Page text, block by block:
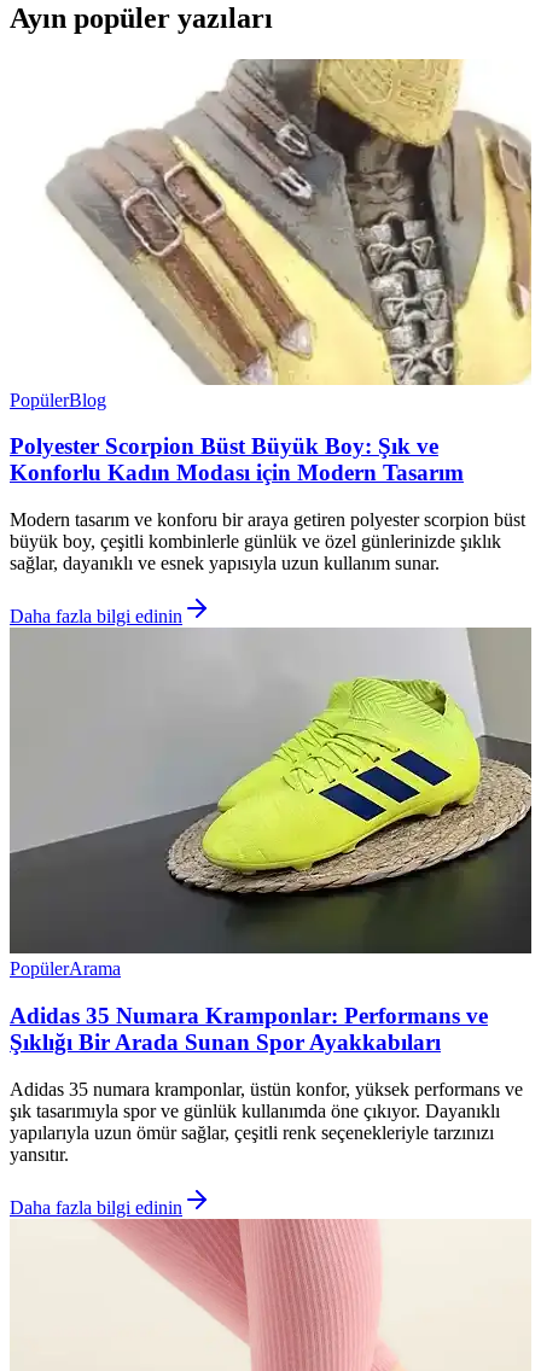
Ayın popüler yazıları
PopülerBlog
Polyester Scorpion Büst Büyük Boy: Şık ve
Konforlu Kadın Modası için Modern Tasarım
Modern tasarım ve konforu bir araya getiren polyester scorpion büst
büyük boy, çeşitli kombinlerle günlük ve özel günlerinizde şıklık
sağlar, dayanıklı ve esnek yapısıyla uzun kullanım sunar.
Daha fazla bilgi edinin
PopülerArama
Adidas 35 Numara Kramponlar: Performans ve
Şıklığı Bir Arada Sunan Spor Ayakkabıları
Adidas 35 numara kramponlar, üstün konfor, yüksek performans ve
şık tasarımıyla spor ve günlük kullanımda öne çıkıyor. Dayanıklı
yapılarıyla uzun ömür sağlar, çeşitli renk seçenekleriyle tarzınızı
yansıtır.
Daha fazla bilgi edinin